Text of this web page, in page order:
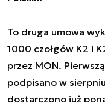
To druga umowa
1000 czołgów K2 i
przez MON.
podpisano w
dostarczono już